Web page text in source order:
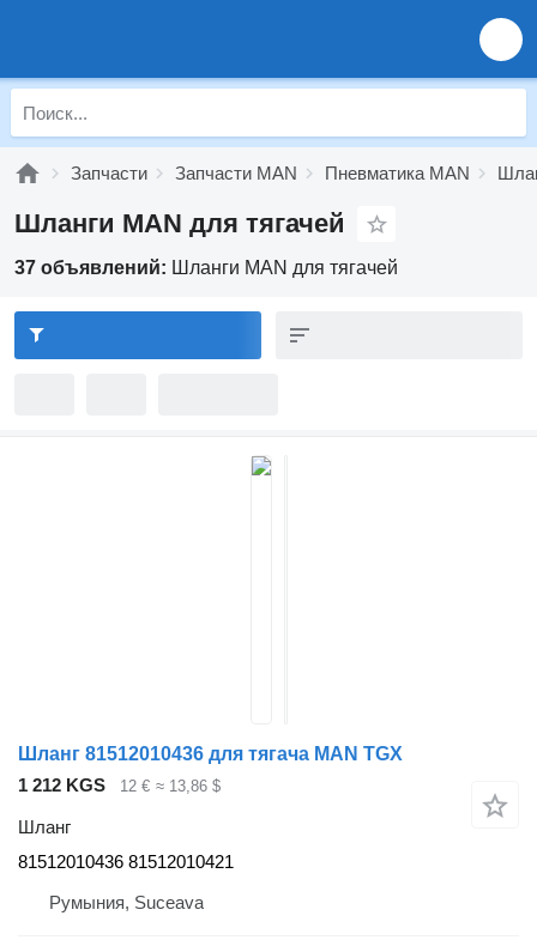
Запчасти Запчасти MAN Пневматика MAN
Шланги MAN для тягачей
37 объявлений: Шланги MAN для тягачей
Шланг 81512010436 для тягача MAN TGX
1 212 KGS
12 € ≈ 13,86 $
Шланг
81512010436 81512010421
Румыния, Suceava